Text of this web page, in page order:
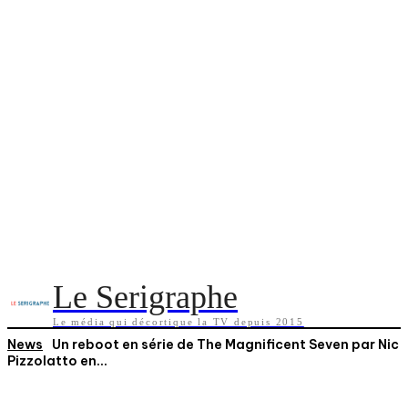
Le Serigraphe
Le média qui décortique la TV depuis 2015
News
Un reboot en série de The Magnificent Seven par Nic
Pizzolatto en...